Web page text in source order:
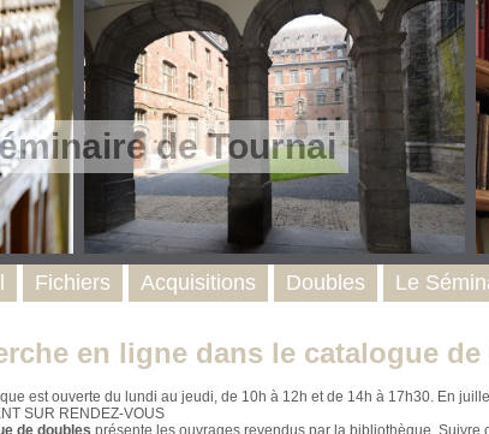
de Tournai
en ligne dans le catalogue
est ouverte du lundi au jeudi, de 10h à 12h et de 14h à 17h30. En
SUR RENDEZ-VOUS
de doubles présente les ouvrages revendus par la bibliothèque. Suivre
Fichiers Acquisitions Doubles Le